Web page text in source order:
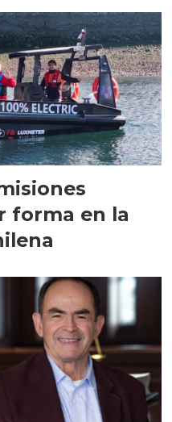
forma en la